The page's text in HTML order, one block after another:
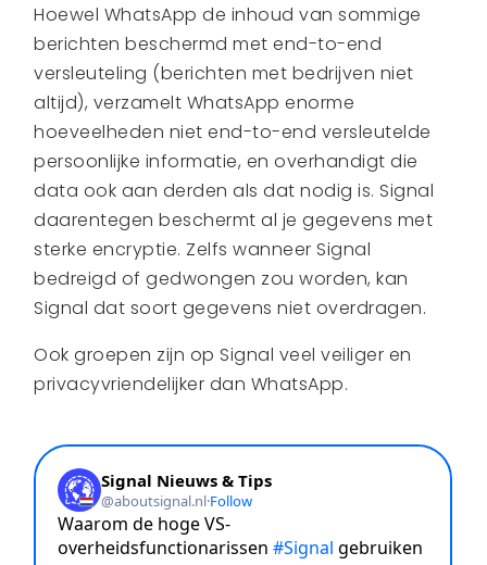
Hoewel WhatsApp de inhoud van sommige
berichten beschermd met end-to-end
versleuteling (berichten met bedrijven niet
altijd), verzamelt WhatsApp enorme
hoeveelheden niet end-to-end versleutelde
persoonlijke informatie, en overhandigt die
data ook aan derden als dat nodig is. Signal
daarentegen beschermt al je gegevens met
sterke encryptie. Zelfs wanneer Signal
bedreigd of gedwongen zou worden, kan
Signal dat soort gegevens niet overdragen.
Ook groepen zijn op Signal veel veiliger en
privacyvriendelijker dan WhatsApp.